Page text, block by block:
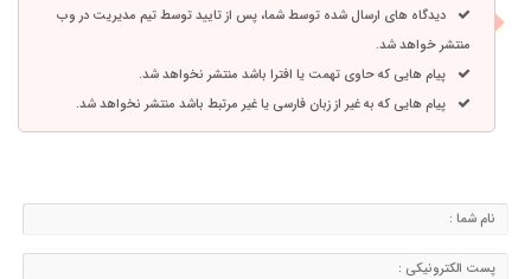
دیدگاه های ارسال شده توسط شما، پس از تایید توسط تیم مدیریت در وب
منتشر خواهد شد.
پیام هایی که حاوی تهمت یا افترا باشد منتشر نخواهد شد.
پیام هایی که به غیر از زبان فارسی یا غیر مرتبط باشد منتشر نخواهد شد.